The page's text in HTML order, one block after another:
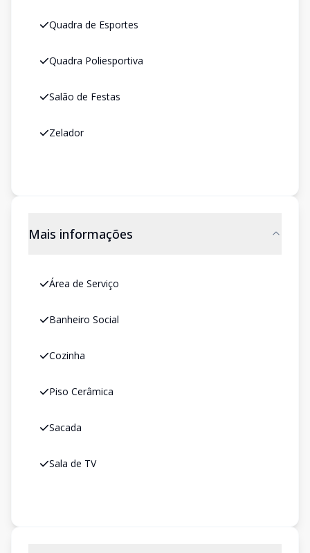
Quadra de Esportes
Quadra Poliesportiva
Salão de Festas
Zelador
Mais informações
Área de Serviço
Banheiro Social
Cozinha
Piso Cerâmica
Sacada
Sala de TV